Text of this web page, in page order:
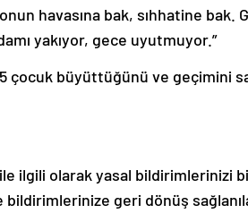
havasına bak, sıhhatine bak.
yakıyor, gece uyutmuyor.”
çocuk büyüttüğünü ve geçimini
ilgili olarak yasal bildirimlerinizi
geri dönüş